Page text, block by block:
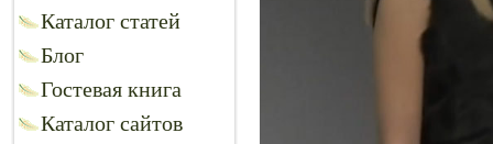
Каталог статей
Блог
Гостевая книга
Каталог сайтов